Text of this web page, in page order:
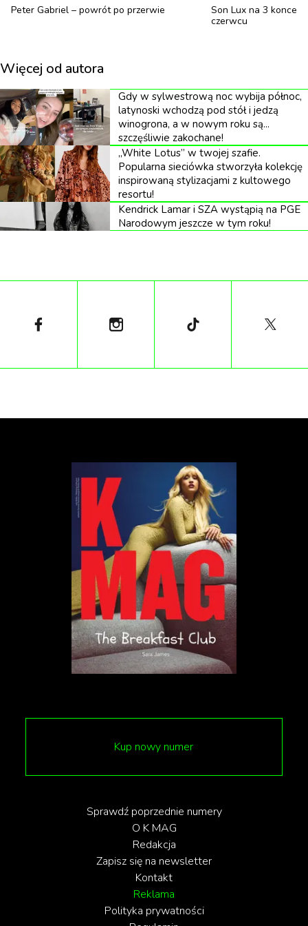
31.10 – WROCŁAW, HALA STULECIA
Bilety oraz merch trasy koncertowej “MUSZĘ TO
WYKRZYCZEĆ” dostępne będą na
stronieWWW.MUSZETOWYKRZYCZEC.PL
Peter Gabriel – powrót po przerwie
Son Lux na 3
czerwcu
Więcej od autora
Gdy w sylwestrową noc wybija północ,
latynoski wchodzą pod stół i jedzą
winogrona, a w nowym roku są...
szczęśliwie zakochane!
„White Lotus” w twojej szafie.
Popularna sieciówka stworzyła kolekcję
inspirowaną stylizacjami z kultowego
resortu!
Kendrick Lamar i SZA wystąpią na PGE
Narodowym jeszcze w tym roku!
Kup nowy numer
Sprawdź poprzednie numery
O K MAG
Redakcja
Zapisz się na newsletter
Kontakt
Reklama
Polityka prywatności